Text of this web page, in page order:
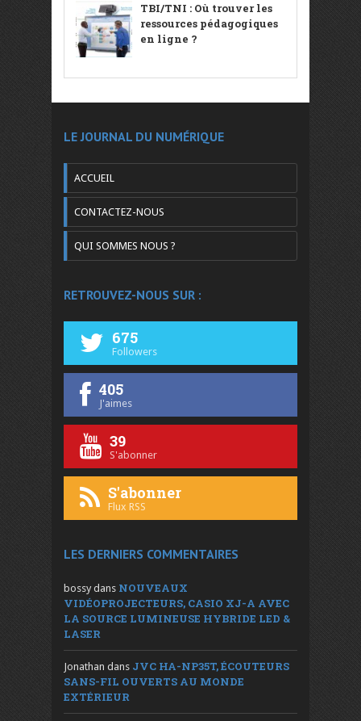
TBI/TNI : Où trouver les
ressources pédagogiques
en ligne ?
LE JOURNAL DU NUMÉRIQUE
ACCUEIL
CONTACTEZ-NOUS
QUI SOMMES NOUS ?
RETROUVEZ-NOUS SUR :
675
Followers
405
J'aimes
39
S'abonner
S'abonner
Flux RSS
LES DERNIERS COMMENTAIRES
bossy dans NOUVEAUX
VIDÉOPROJECTEURS, CASIO XJ-A AVEC
LA SOURCE LUMINEUSE HYBRIDE LED &
LASER
Jonathan dans JVC HA-NP35T, ÉCOUTEURS
SANS-FIL OUVERTS AU MONDE
EXTÉRIEUR